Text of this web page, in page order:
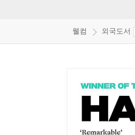
웰컴 외국도서